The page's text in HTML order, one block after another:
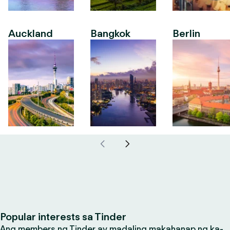
Auckland Bangkok Berlin
Popular interests sa Tinder